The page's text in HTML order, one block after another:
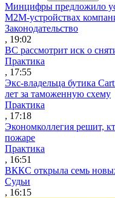
Минцифры предложило
M2M-устройствах
Законодательство
, 19:02
ВС рассмотрит иск о
Практика
, 17:55
Экс-владельца бутика
лет за таможенную схему
Практика
, 17:18
Экономколлегия решит,
пожаре
Практика
, 16:51
ВККС открыла семь
Судьи
, 16:15